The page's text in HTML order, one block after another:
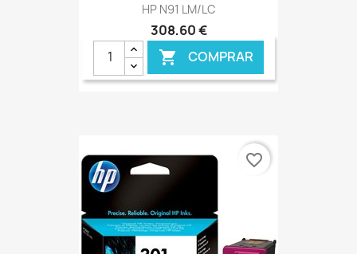
HP N91 LM/LC
308,60 €
 COMPRAR
favorite_border